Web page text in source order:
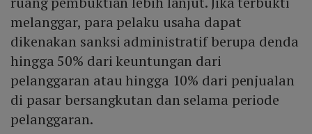
melanggar, para pelaku usaha dapat
dikenakan sanksi administratif berupa denda
hingga 50% dari keuntungan dari
pelanggaran atau hingga 10% dari penjualan
di pasar bersangkutan dan selama periode
pelanggaran.